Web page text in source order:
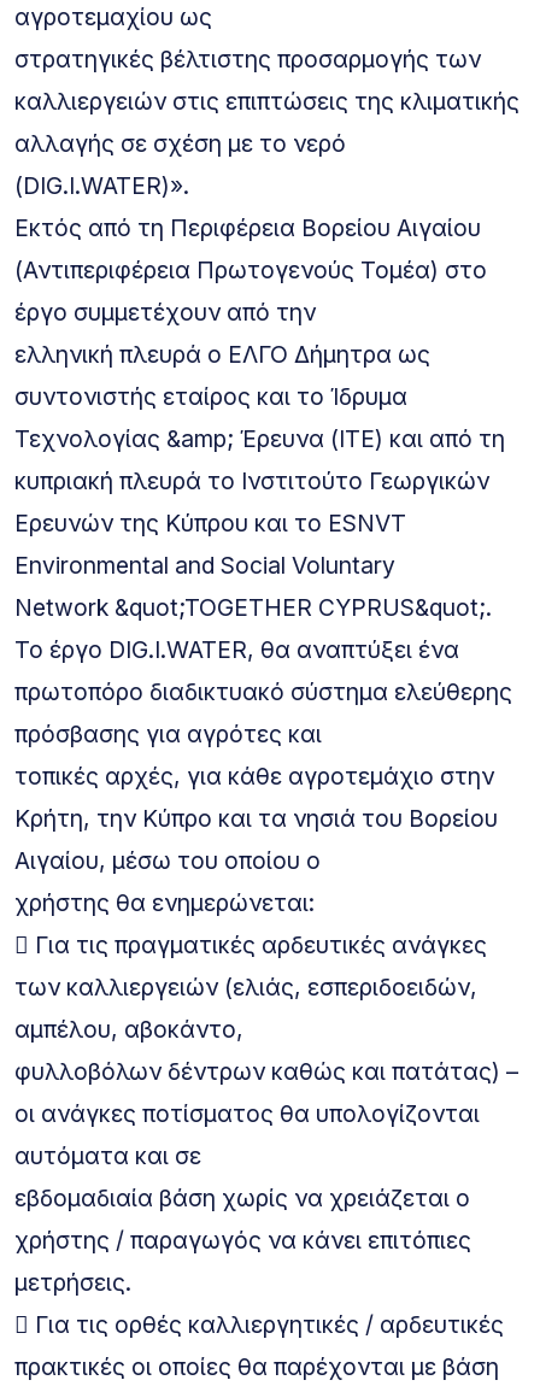
αγροτεμαχίου ως
στρατηγικές βέλτιστης προσαρμογής των
καλλιεργειών στις επιπτώσεις της κλιματικής
αλλαγής σε σχέση με το νερό
(DIG.I.WATER)».
Εκτός από τη Περιφέρεια Βορείου Αιγαίου
(Αντιπεριφέρεια Πρωτογενούς Τομέα) στο
έργο συμμετέχουν από την
ελληνική πλευρά ο ΕΛΓΟ Δήμητρα ως
συντονιστής εταίρος και το Ίδρυμα
Τεχνολογίας &amp; Έρευνα (ΙΤΕ) και από τη
κυπριακή πλευρά το Ινστιτούτο Γεωργικών
Ερευνών της Κύπρου και το ESNVT
Environmental and Social Voluntary
Network &quot;TOGETHER CYPRUS&quot;.
Το έργο DIG.I.WATER, θα αναπτύξει ένα
πρωτοπόρο διαδικτυακό σύστημα ελεύθερης
πρόσβασης για αγρότες και
τοπικές αρχές, για κάθε αγροτεμάχιο στην
Κρήτη, την Κύπρο και τα νησιά του Βορείου
Αιγαίου, μέσω του οποίου ο
χρήστης θα ενημερώνεται:
 Για τις πραγματικές αρδευτικές ανάγκες
των καλλιεργειών (ελιάς, εσπεριδοειδών,
αμπέλου, αβοκάντο,
φυλλοβόλων δέντρων καθώς και πατάτας) –
οι ανάγκες ποτίσματος θα υπολογίζονται
αυτόματα και σε
εβδομαδιαία βάση χωρίς να χρειάζεται ο
χρήστης / παραγωγός να κάνει επιτόπιες
μετρήσεις.
 Για τις ορθές καλλιεργητικές / αρδευτικές
πρακτικές οι οποίες θα παρέχονται με βάση